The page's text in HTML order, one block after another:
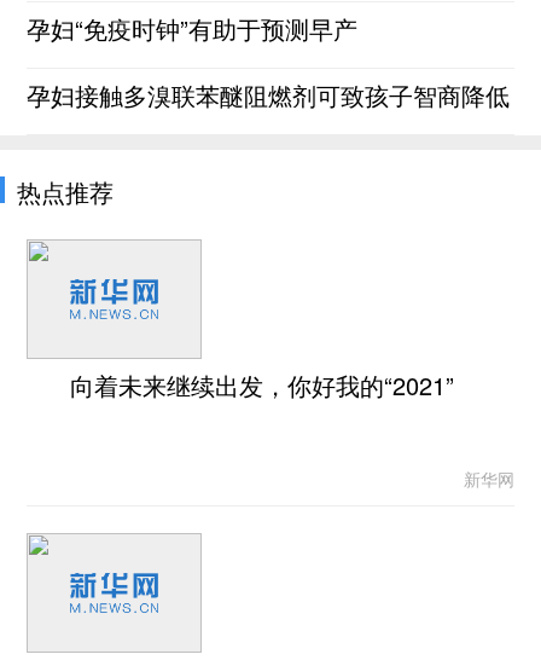
孕妇“免疫时钟”有助于预测早产
孕妇接触多溴联苯醚阻燃剂可致孩子智商降低
热点推荐
向着未来继续出发，你好我的“2021”
新华网